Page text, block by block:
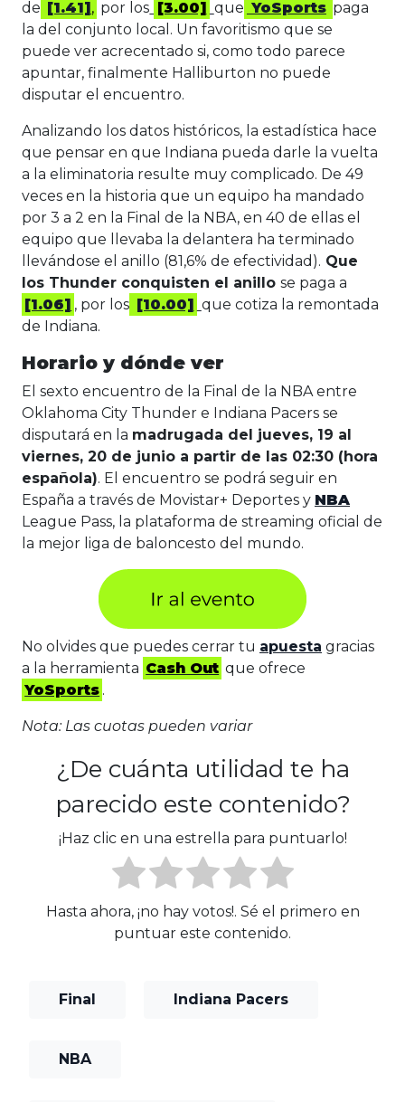
de [1.41], por los [3.00] que YoSports paga
la del conjunto local. Un favoritismo que se
puede ver acrecentado si, como todo parece
apuntar, finalmente Halliburton no puede
disputar el encuentro.
Analizando los datos históricos, la estadística hace
que pensar en que Indiana pueda darle la vuelta
a la eliminatoria resulte muy complicado. De 49
veces en la historia que un equipo ha mandado
por 3 a 2 en la Final de la NBA, en 40 de ellas el
equipo que llevaba la delantera ha terminado
llevándose el anillo (81,6% de efectividad). Que
los Thunder conquisten el anillo se paga a
[1.06] , por los [10.00] que cotiza la remontada
de Indiana.
Horario y dónde ver
El sexto encuentro de la Final de la NBA entre
Oklahoma City Thunder e Indiana Pacers se
disputará en la madrugada del jueves, 19 al
viernes, 20 de junio a partir de las 02:30 (hora
española). El encuentro se podrá seguir en
España a través de Movistar+ Deportes y NBA
League Pass, la plataforma de streaming oficial de
la mejor liga de baloncesto del mundo.
No olvides que puedes cerrar tu apuesta gracias
a la herramienta Cash Out que ofrece
YoSports .
Nota: Las cuotas pueden variar
¿De cuánta utilidad te ha
parecido este contenido?
¡Haz clic en una estrella para puntuarlo!
Hasta ahora, ¡no hay votos!. Sé el primero en
puntuar este contenido.
Final Indiana Pacers
NBA